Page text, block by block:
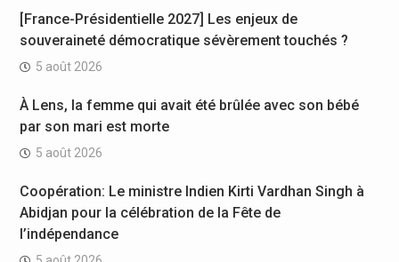
[France-Présidentielle 2027] Les enjeux de
souveraineté démocratique sévèrement touchés ?
5 août 2026
À Lens, la femme qui avait été brûlée avec son bébé
par son mari est morte
5 août 2026
Coopération: Le ministre Indien Kirti Vardhan Singh à
Abidjan pour la célébration de la Fête de
l’indépendance